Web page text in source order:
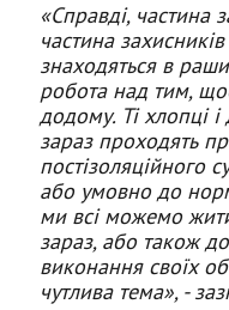
«Справді, частина
частина
знаходяться в
робота над тим,
додому. Ті хлопці і
зараз проходять
постізоляційного
або умовно до
ми всі можемо
зараз, або також
виконання своїх
чутлива тема», -